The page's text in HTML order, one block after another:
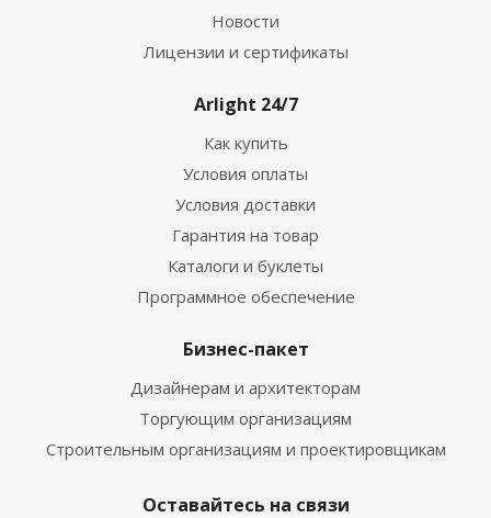
Новости
Лицензии и сертификаты
Arlight 24/7
Как купить
Условия оплаты
Условия доставки
Гарантия на товар
Каталоги и буклеты
Программное обеспечение
Бизнес-пакет
Дизайнерам и архитекторам
Торгующим организациям
Строительным организациям и проектировщикам
Оставайтесь на связи